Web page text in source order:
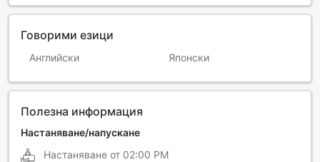
Говорими езици
Английски Японски
Полезна информация
Настаняване/напускане
Настаняване от 02:00 PM